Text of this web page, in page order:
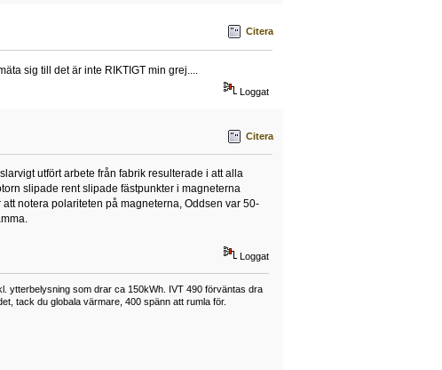
Citera
sig till det är inte RIKTIGT min grej....
Loggat
Citera
utfört arbete från fabrik resulterade i att alla
slipade rent slipade fästpunkter i magneterna
notera polariteten på magneterna, Oddsen var 50-
Loggat
ytterbelysning som drar ca 150kWh. IVT 490 förväntas dra
tack du globala värmare, 400 spänn att rumla för.